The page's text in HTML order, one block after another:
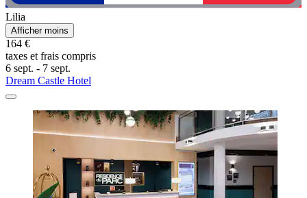
Lilia
Afficher moins
164 €
taxes et frais compris
6 sept. - 7 sept.
Dream Castle Hotel